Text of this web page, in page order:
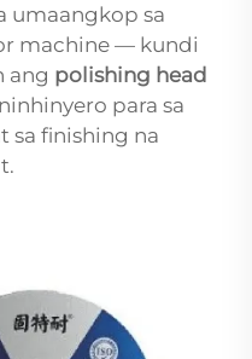
umaangkop sa
machine — kundi
ang polishing head
para sa
sa finishing na